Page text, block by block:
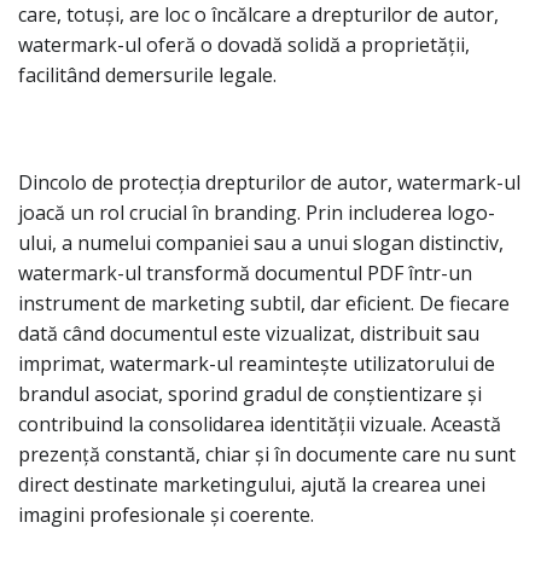
care, totuși, are loc o încălcare a drepturilor de autor,
watermark-ul oferă o dovadă solidă a proprietății,
facilitând demersurile legale.
Dincolo de protecția drepturilor de autor, watermark-ul
joacă un rol crucial în branding. Prin includerea logo-
ului, a numelui companiei sau a unui slogan distinctiv,
watermark-ul transformă documentul PDF într-un
instrument de marketing subtil, dar eficient. De fiecare
dată când documentul este vizualizat, distribuit sau
imprimat, watermark-ul reamintește utilizatorului de
brandul asociat, sporind gradul de conștientizare și
contribuind la consolidarea identității vizuale. Această
prezență constantă, chiar și în documente care nu sunt
direct destinate marketingului, ajută la crearea unei
imagini profesionale și coerente.